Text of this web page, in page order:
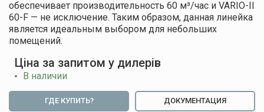
обеспечивает производительность 60 м³/час и VARIO-II
60-F — не исключение. Таким образом, данная линейка
является идеальным выбором для небольших
помещений.
Ціна за запитом у дилерів
В наличии
ГДЕ КУПИТЬ? ДОКУМЕНТАЦИЯ